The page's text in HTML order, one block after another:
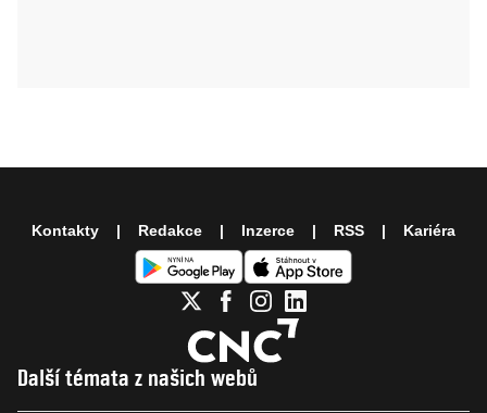
Další témata z našich webů
Kontakty Redakce Inzerce RSS Kariéra